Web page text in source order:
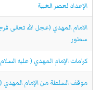
الإعداد لعصر الغيبة
الامام المهدي (عجل الله تعالی
سطور
كرامات الإمام المهدي ( عليه
موقف السلطة من الإمام المهدي (